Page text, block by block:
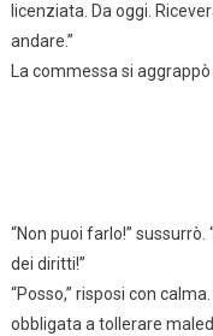
licenziata. Da oggi.
andare.”
La commessa si
“Non puoi farlo!” sussurrò.
dei diritti!”
“Posso,” risposi con
obbligata a tollerare